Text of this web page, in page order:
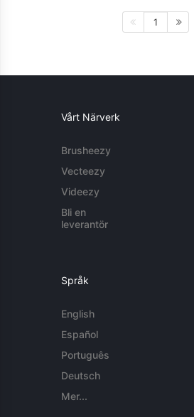
1
Vårt Närverk
Brusheezy
Vecteezy
Videezy
Bli en
leverantör
Språk
English
Español
Português
Deutsch
Mer...